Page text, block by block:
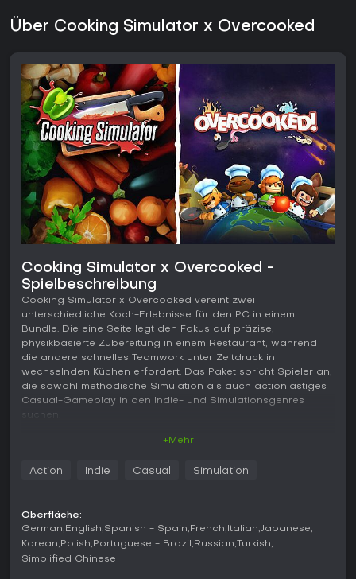
Über Cooking Simulator x Overcooked
Cooking Simulator x Overcooked -
Spielbeschreibung
Cooking Simulator x Overcooked vereint zwei
unterschiedliche Koch-Erlebnisse für den PC in einem
Bundle. Die eine Seite legt den Fokus auf präzise,
physikbasierte Zubereitung in einem Restaurant, während
die andere schnelles Teamwork unter Zeitdruck in
wechselnden Küchen erfordert. Das Paket spricht Spieler an,
die sowohl methodische Simulation als auch actionlastiges
Casual-Gameplay in den Indie- und Simulationsgenres
suchen.
Zutatenverarbeitung und Kücheninteraktionen. Über 80
Schneiden, Braten und Anrichten reagiert. Fortschritt ergibt
sich durch das Erlernen von Techniken, das Auswählen von
Perks für mehr Tempo oder Konstanz sowie das Servieren
von Bestellungen zum Aufbau des Rufs in einem
+Mehr
Action Indie Casual Simulation
Oberfläche:
German English Spanish - Spain French Italian Japanese
Korean Polish Portuguese - Brazil Russian Turkish
Simplified Chinese